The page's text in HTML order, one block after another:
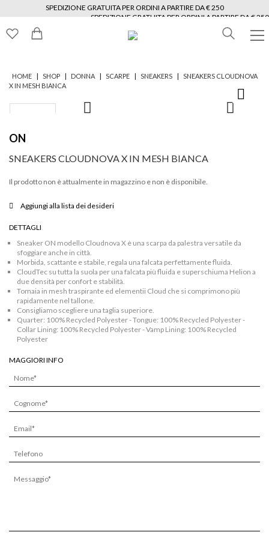
SPEDIZIONE GRATUITA PER ORDINI A PARTIRE DA € 250
SPEDIZIONE GRATUITA PER ORDINI A PARTIRE DA € 250
SPEDIZIONE GRATUITA PER ORDINI A PARTIRE DA € 250
SPEDIZIONE GRATUITA PER ORDINI A PARTIRE DA € 250
HOME | SHOP | DONNA | SCARPE | SNEAKERS |
SNEAKERS CLOUDNOVA
X IN MESH BIANCA
ON
SNEAKERS CLOUDNOVA X IN MESH BIANCA
Il prodotto non è attualmente in magazzino e non è disponibile.
Aggiungi alla lista dei desideri
DETTAGLI
Sneaker ON modello Cloudnova X è una scarpa da palestra versatile da
sfoggiare anche in città.
Morbida, scattante e stabile, regala una falcata perfettamente fluida.
CloudTec su tutta la suola per una falcata più fluida e superschiuma Helion a
due densità per confort e stabilità.
Tomaia in mesh traspirante ed elementii Cloud che si comprimono più
rapidamente nel tallone.
Consigliamo scegliere una taglia superiore.
Quarter: 100% Recycled Polyester - Tongue: 100% Recycled Polyester -
Collar Lining: 100% Recycled Polyester - Vamp Lining: 100% Recycled
Polyester
MAGGIORI INFO